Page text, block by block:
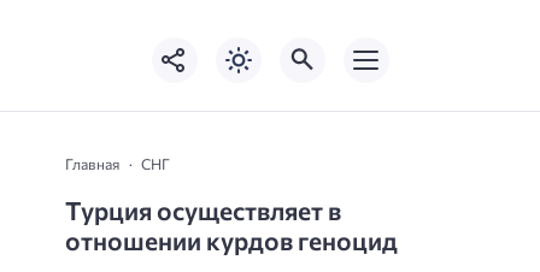
Главная СНГ
Турция осуществляет в
отношении курдов геноцид